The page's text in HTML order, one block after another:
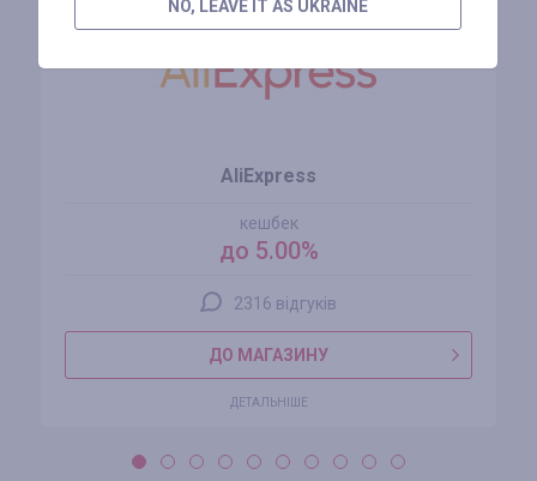
AliExpress
кешбек
до 5.00%
2316 відгуків
ДО МАГАЗИНУ
ДЕТАЛЬНІШЕ
NO, LEAVE IT AS UKRAINE